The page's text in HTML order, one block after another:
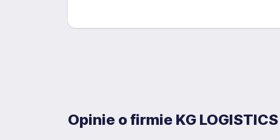
Opinie o firmie KG LOGISTICS